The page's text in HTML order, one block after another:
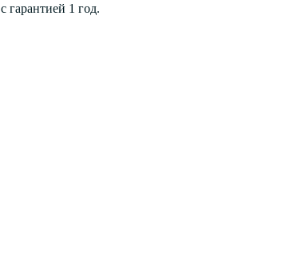
с гарантией 1 год.